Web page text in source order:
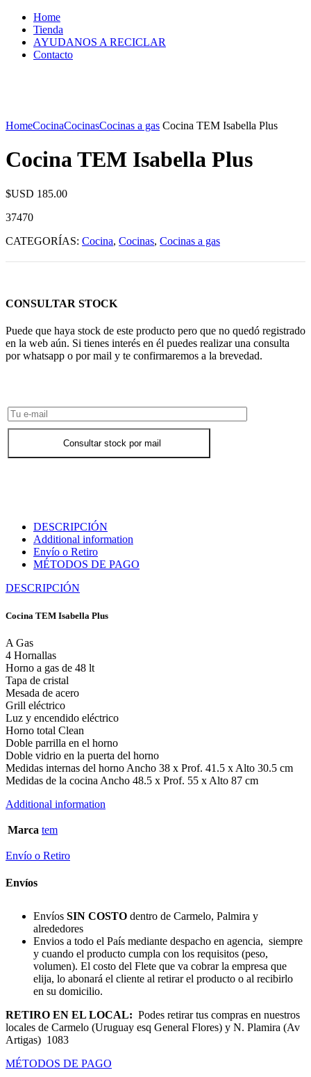
Home
Tienda
AYUDANOS A RECICLAR
Contacto
HomeCocinaCocinasCocinas a gas Cocina TEM Isabella Plus
Cocina TEM Isabella Plus
$USD 185.00
37470
CATEGORÍAS: Cocina, Cocinas, Cocinas a gas
CONSULTAR STOCK
Puede que haya stock de este producto pero que no quedó registrado
en la web aún. Si tienes interés en él puedes realizar una consulta
por whatsapp o por mail y te confirmaremos a la brevedad.
Consultar stock por mail
DESCRIPCIÓN
Additional information
Envío o Retiro
MÉTODOS DE PAGO
DESCRIPCIÓN
Cocina TEM Isabella Plus
A Gas
4 Hornallas
Horno a gas de 48 lt
Tapa de cristal
Mesada de acero
Grill eléctrico
Luz y encendido eléctrico
Horno total Clean
Doble parrilla en el horno
Doble vidrio en la puerta del horno
Medidas internas del horno Ancho 38 x Prof. 41.5 x Alto 30.5 cm
Medidas de la cocina Ancho 48.5 x Prof. 55 x Alto 87 cm
Additional information
Marca tem
Envío o Retiro
Envíos
Envíos SIN COSTO dentro de Carmelo, Palmira y
alrededores
Envios a todo el País mediante despacho en agencia, siempre
y cuando el producto cumpla con los requisitos (peso,
volumen). El costo del Flete que va cobrar la empresa que
elija, lo abonará el cliente al retirar el producto o al recibirlo
en su domicilio.
RETIRO EN EL LOCAL: Podes retirar tus compras en nuestros
locales de Carmelo (Uruguay esq General Flores) y N. Plamira (Av
Artigas) 1083
MÉTODOS DE PAGO